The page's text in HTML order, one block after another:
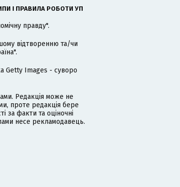
І ПРАВИЛА РОБОТИ УП
правду".
відтворенню та/чи
Getty Images - суворо
Редакція може не
проте редакція бере
за факти та оціночні
несе рекламодавець.